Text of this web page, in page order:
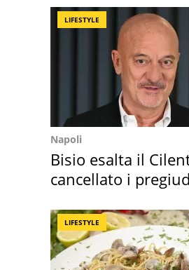
LIFESTYLE
Napoli
Bisio esalta il
cancellato i
LIFESTYLE